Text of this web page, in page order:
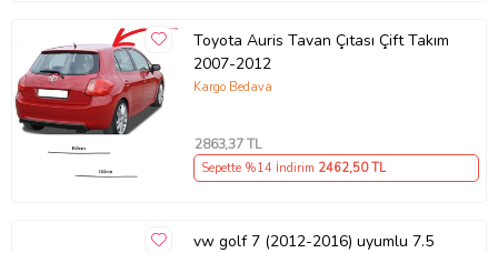
Toyota Auris Tavan Çıtası Çift Takım
2007-2012
Kargo Bedava
2863,37 TL
Sepette %14 İndirim 2462,50 TL
vw golf 7 (2012-2016) uyumlu 7.5